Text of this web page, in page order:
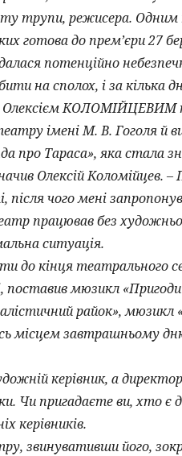
трупи, режисера.
готова до прем’єри 27
потенційно
на сполох, і за кілька
КОЛОМІЙЦЕВИМ
імені М. В. Гоголя й
про Тараса», яка стала
Олексій Коломійцев. –
чого мені
працював без
ситуація.
кінця театрального
поставив мюзикл
райок», мюзикл
місцем завтрашньому
керівник, а
Чи пригадаєте ви, хто
керівників.
звинувативши його,